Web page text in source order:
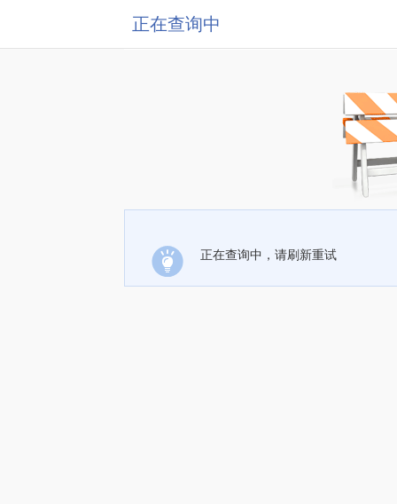
正在查询中
正在查询中，请刷新重试